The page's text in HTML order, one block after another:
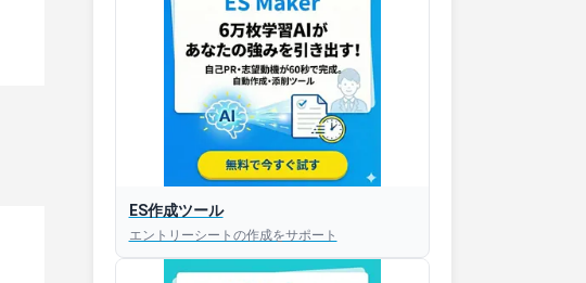
ES作成ツール
エントリーシートの作成をサポート